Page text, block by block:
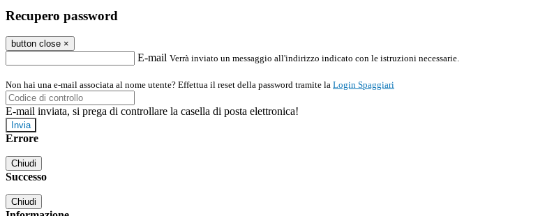
Recupero password
button close ×
E-mail Verrà inviato un messaggio all'indirizzo indicato con le istruzioni necessarie.
Non hai una e-mail associata al nome utente? Effettua il reset della password tramite la Login Spaggiari
E-mail inviata, si prega di controllare la casella di posta elettronica!
Errore
Chiudi
Successo
Chiudi